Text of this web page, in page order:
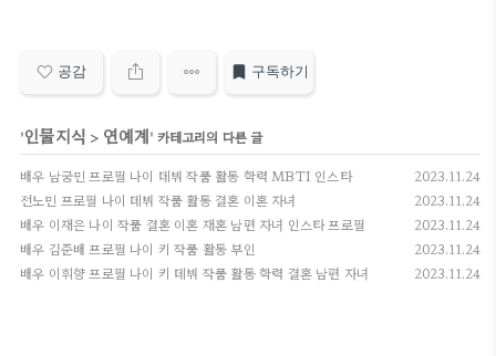
공감 구독하기
'인물지식 > 연예계' 카테고리의 다른 글
배우 남궁민 프로필 나이 데뷔 작품 활동 학력 MBTI 인스타 2023.11.24
전노민 프로필 나이 데뷔 작품 활동 결혼 이혼 자녀 2023.11.24
배우 이재은 나이 작품 결혼 이혼 재혼 남편 자녀 인스타 프로필 2023.11.24
배우 김준배 프로필 나이 키 작품 활동 부인 2023.11.24
배우 이휘향 프로필 나이 키 데뷔 작품 활동 학력 결혼 남편 자녀 2023.11.24